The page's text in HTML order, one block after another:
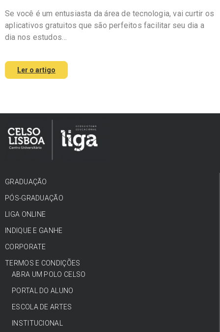
Se você é um entusiasta da área de tecnologia, vai curtir os
aplicativos gratuitos que são perfeitos facilitar seu dia a
dia nos estudos…
Ler o artigo
GRADUAÇÃO
PÓS-GRADUAÇÃO
LIGA ONLINE
INDIQUE E GANHE
CORPORATE
TERMOS E CONDIÇÕES
ABRA UM POLO CELSO
PORTAL DO ALUNO
ESCOLA DE ARTES
INSTITUCIONAL